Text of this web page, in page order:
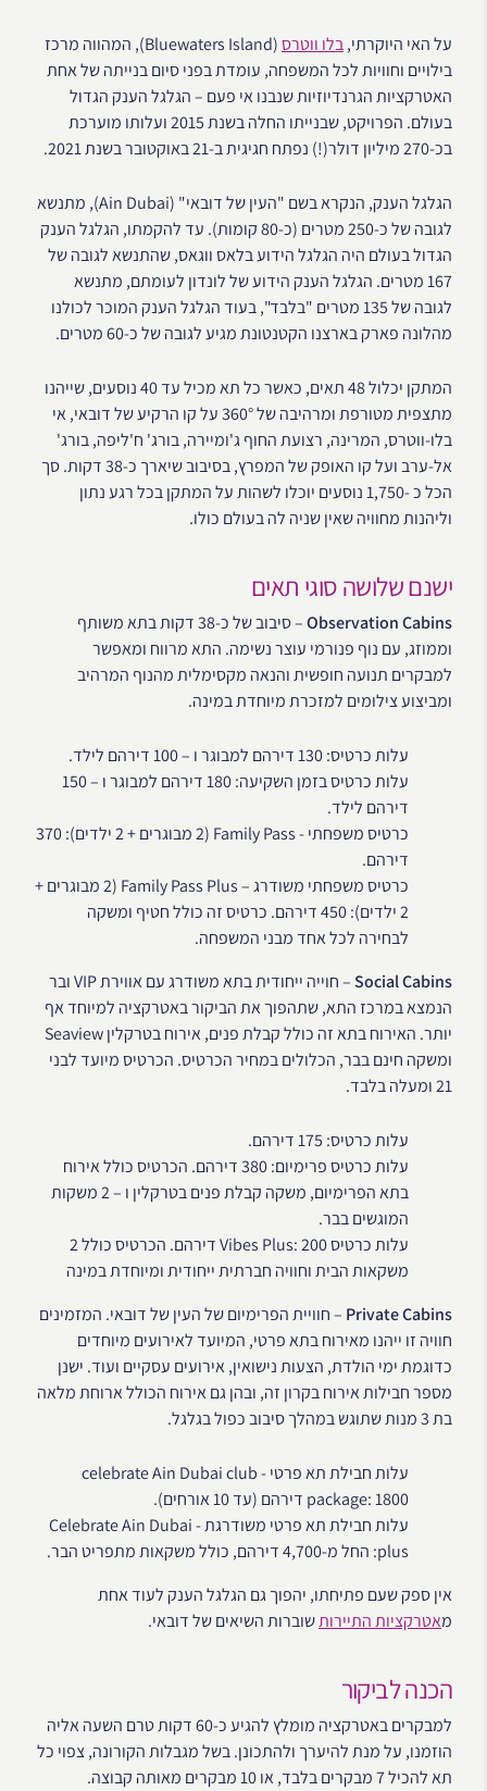
על האי היוקרתי,בלו ווטרס
(Bluewaters Island), המהווה מרכז
בילויים וחוויות לכל המשפחה, עומדת בפני סיום בנייתה של אחת
האטרקציות הגרנדיוזיות שנבנו אי פעם – הגלגל הענק הגדול
בעולם. הפרויקט, שבנייתו החלה בשנת 2015 ועלותו מוערכת
בכ-270 מיליון דולר(!) נפתח חגיגית ב-21 באוקטובר בשנת 2021.
הגלגל הענק, הנקרא בשם "העין של דובאי" (Ain Dubai), מתנשא
לגובה של כ-250 מטרים (כ-80 קומות). עד להקמתו, הגלגל הענק
הגדול בעולם היה הגלגל הידוע בלאס ווגאס, שהתנשא לגובה של
167 מטרים. הגלגל הענק הידוע של לונדון לעומתם, מתנשא
לגובה של 135 מטרים "בלבד", בעוד הגלגל הענק המוכר לכולנו
מהלונה פארק בארצנו הקטנטונת מגיע לגובה של כ-60 מטרים.
המתקן יכלול 48 תאים, כאשר כל תא מכיל עד 40 נוסעים, שייהנו
מתצפית מטורפת ומרהיבה של 360° על קו הרקיע של דובאי, אי
בלו-ווטרס, המרינה, רצועת החוף ג'ומיירה, בורג' ח'ליפה, בורג'
אל-ערב ועל קו האופק של המפרץ, בסיבוב שיארך כ-38 דקות. סך
הכל כ -1,750 נוסעים יוכלו לשהות על המתקן בכל רגע נתון
וליהנות מחוויה שאין שניה לה בעולם כולו.
ישנם שלושה סוגי תאים
Observation Cabins
– סיבוב של כ-38 דקות בתא משותף
וממוזג, עם נוף פנורמי עוצר נשימה. התא מרווח ומאפשר
למבקרים תנועה חופשית והנאה מקסימלית מהנוף המרהיב
ומביצוע צילומים למזכרת מיוחדת במינה.
עלות כרטיס: 130 דירהם למבוגר ו – 100 דירהם לילד.
עלות כרטיס בזמן השקיעה: 180 דירהם למבוגר ו – 150
דירהם לילד.
כרטיס משפחתי - Family Pass (2 מבוגרים + 2 ילדים): 370
דירהם.
כרטיס משפחתי משודרג – Family Pass Plus (2 מבוגרים +
2 ילדים): 450 דירהם. כרטיס זה כולל חטיף ומשקה
לבחירה לכל אחד מבני המשפחה.
Social Cabins
– חוייה ייחודית בתא משודרג עם אווירת VIP ובר
הנמצא במרכז התא, שתהפוך את הביקור באטרקציה למיוחד אף
יותר. האירוח בתא זה כולל קבלת פנים, אירוח בטרקלין Seaview
ומשקה חינם בבר, הכלולים במחיר הכרטיס. הכרטיס מיועד לבני
21 ומעלה בלבד.
עלות כרטיס: 175 דירהם.
עלות כרטיס פרימיום: 380 דירהם. הכרטיס כולל אירוח
בתא הפרימיום, משקה קבלת פנים בטרקלין ו – 2 משקות
המוגשים בבר.
עלות כרטיס Vibes Plus: 200 דירהם. הכרטיס כולל 2
משקאות הבית וחוויה חברתית ייחודית ומיוחדת במינה
Private Cabins – חוויית הפרימיום של העין של דובאי. המזמינים
חוויה זו ייהנו מאירוח בתא פרטי, המיועד לאירועים מיוחדים
כדוגמת ימי הולדת, הצעות נישואין, אירועים עסקיים ועוד. ישנן
מספר חבילות אירוח בקרון זה, ובהן גם אירוח הכולל ארוחת מלאה
בת 3 מנות שתוגש במהלך סיבוב כפול בגלגל.
עלות חבילת תא פרטי - celebrate Ain Dubai club
package: 1800 דירהם (עד 10 אורחים).
עלות חבילת תא פרטי משודרגת - Celebrate Ain Dubai
plus: החל מ-4,700 דירהם, כולל משקאות מתפריט הבר.
אין ספק שעם פתיחתו, יהפוך גם הגלגל הענק לעוד אחת
מאטרקציות התיירותשוברות השיאים של דובאי.
הכנה לביקור
למבקרים באטרקציה מומלץ להגיע כ-60 דקות טרם השעה אליה
הוזמנו, על מנת להיערך ולהתכונן. בשל מגבלות הקורונה, צפוי כל
תא להכיל 7 מבקרים בלבד, או 10 מבקרים מאותה קבוצה.